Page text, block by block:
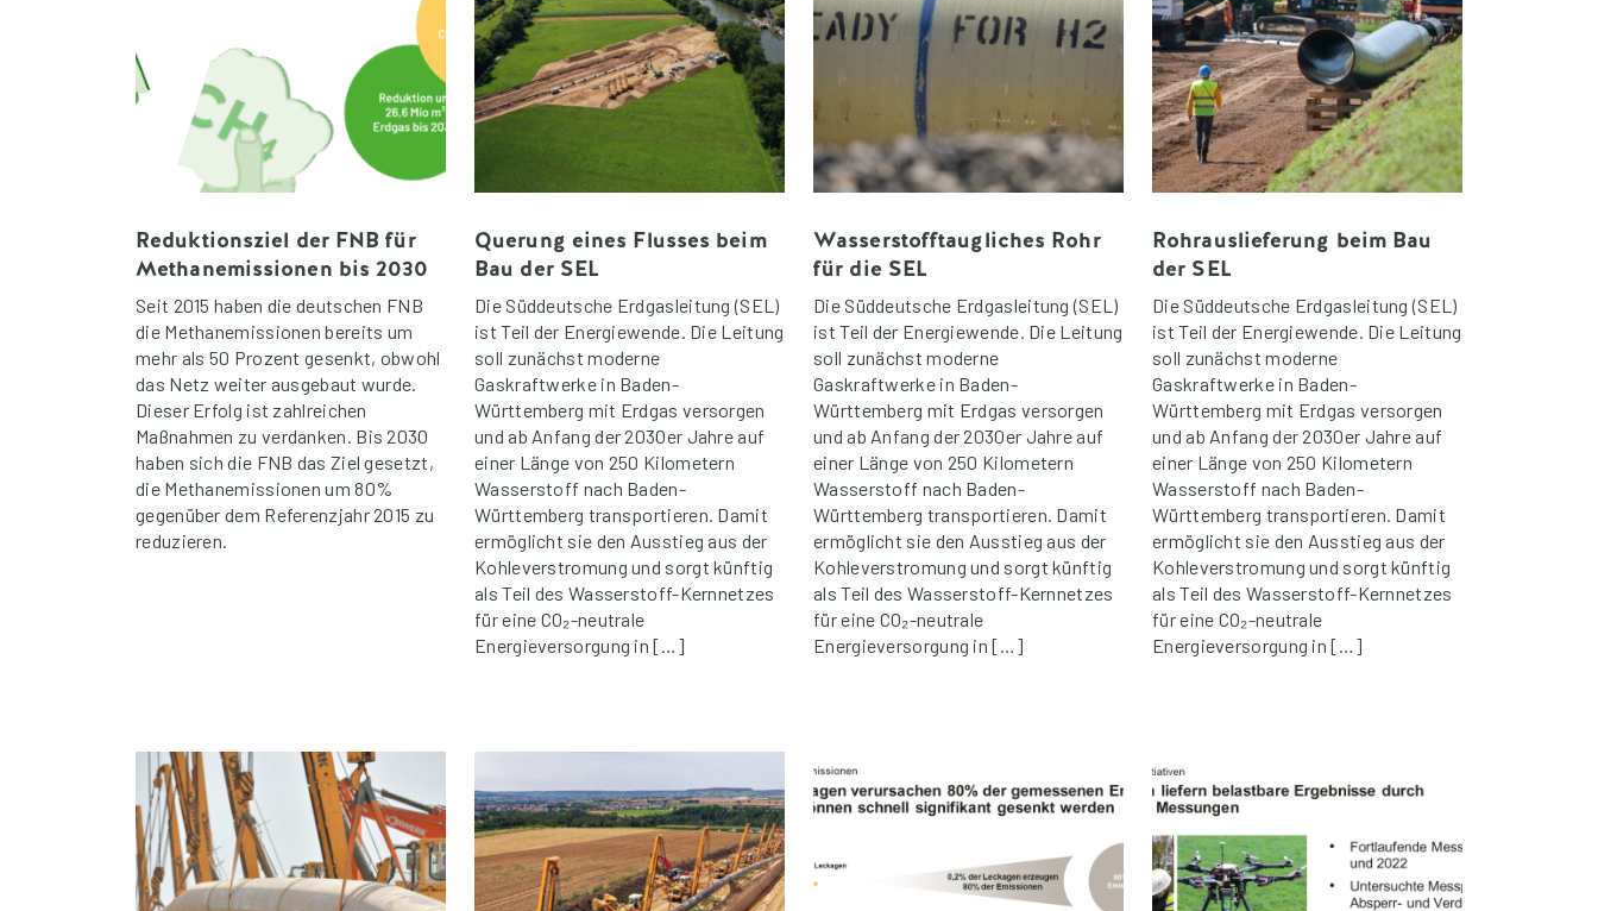
Reduktionsziel der FNB für
Methanemissionen bis 2030
Seit 2015 haben die deutschen FNB
die Methanemissionen bereits um
mehr als 50 Prozent gesenkt, obwohl
das Netz weiter ausgebaut wurde.
Dieser Erfolg ist zahlreichen
Maßnahmen zu verdanken. Bis 2030
haben sich die FNB das Ziel gesetzt,
die Methanemissionen um 80%
gegenüber dem Referenzjahr 2015 zu
reduzieren.
Querung eines Flusses beim
Bau der SEL
Die Süddeutsche Erdgasleitung (SEL)
ist Teil der Energiewende. Die Leitung
soll zunächst moderne
Gaskraftwerke in Baden-
Württemberg mit Erdgas versorgen
und ab Anfang der 2030er Jahre auf
einer Länge von 250 Kilometern
Wasserstoff nach Baden-
Württemberg transportieren. Damit
ermöglicht sie den Ausstieg aus der
Kohleverstromung und sorgt künftig
als Teil des Wasserstoff-Kernnetzes
für eine CO₂-neutrale
Energieversorgung in […]
Wasserstofftaugliches Rohr
für die SEL
Die Süddeutsche Erdgasleitung (SEL)
ist Teil der Energiewende. Die Leitung
soll zunächst moderne
Gaskraftwerke in Baden-
Württemberg mit Erdgas versorgen
und ab Anfang der 2030er Jahre auf
einer Länge von 250 Kilometern
Wasserstoff nach Baden-
Württemberg transportieren. Damit
ermöglicht sie den Ausstieg aus der
Kohleverstromung und sorgt künftig
als Teil des Wasserstoff-Kernnetzes
für eine CO₂-neutrale
Energieversorgung in […]
Rohrauslieferung beim Bau
der SEL
Die Süddeutsche Erdgasleitung (SEL)
ist Teil der Energiewende. Die Leitung
soll zunächst moderne
Gaskraftwerke in Baden-
Württemberg mit Erdgas versorgen
und ab Anfang der 2030er Jahre auf
einer Länge von 250 Kilometern
Wasserstoff nach Baden-
Württemberg transportieren. Damit
ermöglicht sie den Ausstieg aus der
Kohleverstromung und sorgt künftig
als Teil des Wasserstoff-Kernnetzes
für eine CO₂-neutrale
Energieversorgung in […]